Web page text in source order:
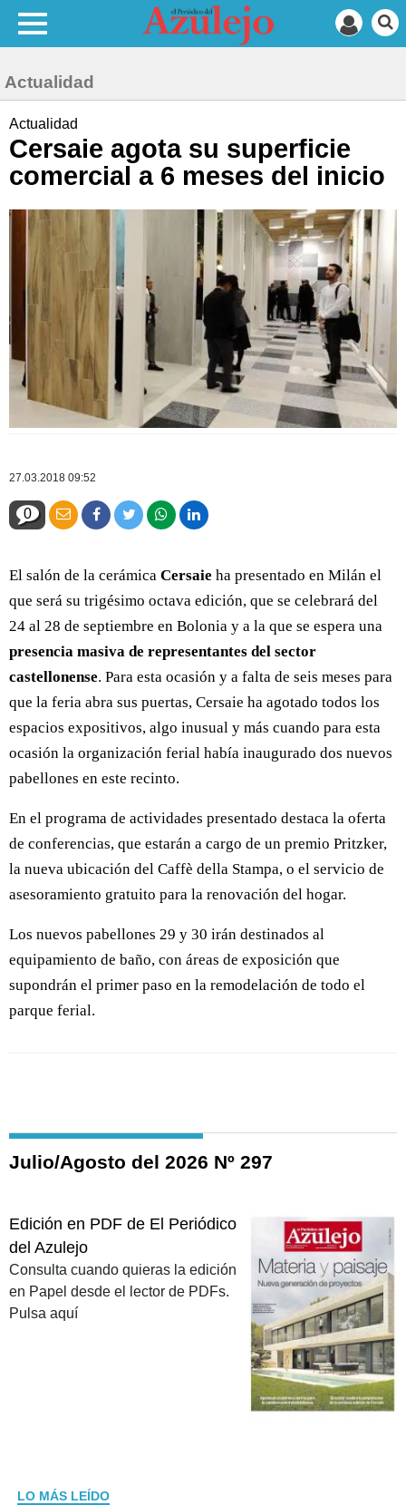
Actualidad
Actualidad
Cersaie agota su superficie
comercial a 6 meses del inicio
27.03.2018 09:52
0
El salón de la cerámica Cersaie ha presentado en Milán el
que será su trigésimo octava edición, que se celebrará del
24 al 28 de septiembre en Bolonia y a la que se espera una
presencia masiva de representantes del sector
castellonense. Para esta ocasión y a falta de seis meses para
que la feria abra sus puertas, Cersaie ha agotado todos los
espacios expositivos, algo inusual y más cuando para esta
ocasión la organización ferial había inaugurado dos nuevos
pabellones en este recinto.
En el programa de actividades presentado destaca la oferta
de conferencias, que estarán a cargo de un premio Pritzker,
la nueva ubicación del Caffè della Stampa, o el servicio de
asesoramiento gratuito para la renovación del hogar.
Los nuevos pabellones 29 y 30 irán destinados al
equipamiento de baño, con áreas de exposición que
supondrán el primer paso en la remodelación de todo el
parque ferial.
Julio/Agosto del 2026 Nº 297
Edición en PDF de El Periódico
del Azulejo
Consulta cuando quieras la edición
en Papel desde el lector de PDFs.
Pulsa aquí
LO MÁS LEÍDO